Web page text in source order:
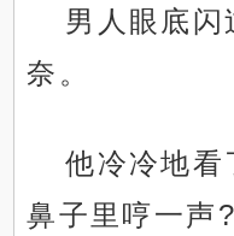
男人眼底
奈。
他冷冷地看
鼻子里哼一声